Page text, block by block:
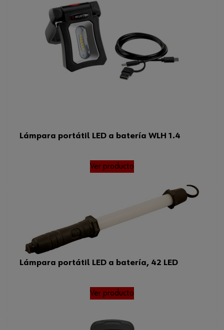
Lámpara portátil LED a batería WLH 1.4
Ver producto
Lámpara portátil LED a batería, 42 LED
Ver producto